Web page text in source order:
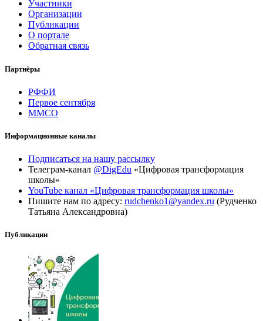
Участники
Организации
Публикации
О портале
Обратная связь
Партнёры
РФФИ
Первое сентября
ММСО
Информационные каналы
Подписаться на нашу рассылку
Телеграм-канал @DigEdu «Цифровая трансформация
школы»
YouTube канал «Цифровая трансформация школы»
Пишите нам по адресу: rudchenko1@yandex.ru (Рудченко
Татьяна Александровна)
Публикации